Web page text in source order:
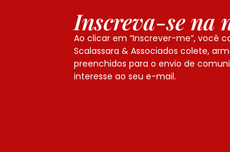
Inscreva-se na
Ao clicar em “Inscrever-me”, você
Scalassara & Associados colete,
preenchidos para o envio de
interesse ao seu e-mail.